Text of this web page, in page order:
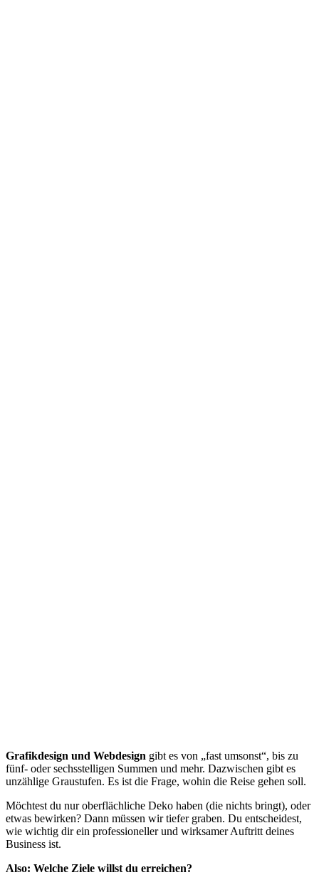
Grafikdesign und Webdesign gibt es von „fast umsonst“, bis zu
fünf- oder sechsstelligen Summen und mehr. Dazwischen gibt es
unzählige Graustufen. Es ist die Frage, wohin die Reise gehen soll.
Möchtest du nur oberflächliche Deko haben (die nichts bringt), oder
etwas bewirken? Dann müssen wir tiefer graben. Du entscheidest,
wie wichtig dir ein professioneller und wirksamer Auftritt deines
Business ist.
Also: Welche Ziele willst du erreichen?